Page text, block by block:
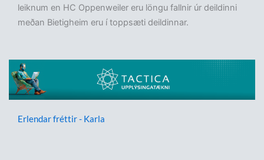
leiknum en HC Oppenweiler eru löngu fallnir úr deildinni
meðan Bietigheim eru í toppsæti deildinnar.
Erlendar fréttir - Karla